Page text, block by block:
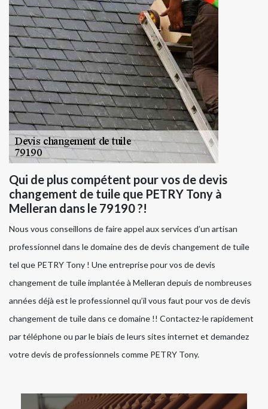
Qui de plus compétent pour vos de devis
changement de tuile que PETRY Tony à
Melleran dans le 79190 ?!
Nous vous conseillons de faire appel aux services d’un artisan
professionnel dans le domaine des de devis changement de tuile
tel que PETRY Tony ! Une entreprise pour vos de devis
changement de tuile implantée à Melleran depuis de nombreuses
années déjà est le professionnel qu’il vous faut pour vos de devis
changement de tuile dans ce domaine !! Contactez-le rapidement
par téléphone ou par le biais de leurs sites internet et demandez
votre devis de professionnels comme PETRY Tony.